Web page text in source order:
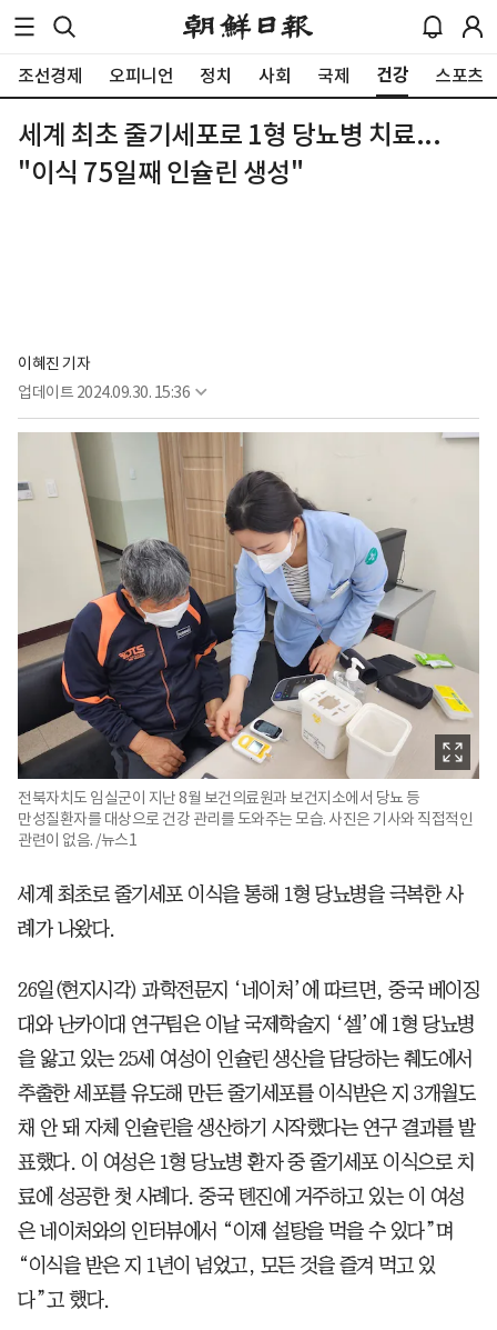
조선경제 오피니언 정치 사회 국제 건강 스포츠
세계 최초 줄기세포로 1형 당뇨병 치료...
"이식 75일째 인슐린 생성"
이혜진 기자
업데이트 2024.09.30. 15:36
전북자치도 임실군이 지난 8월 보건의료원과 보건지소에서 당뇨 등
만성질환자를 대상으로 건강 관리를 도와주는 모습. 사진은 기사와 직접적인
관련이 없음. /뉴스1
세계 최초로 줄기세포 이식을 통해 1형 당뇨병을 극복한 사
례가 나왔다.
26일(현지시각) 과학전문지 ‘네이처’에 따르면, 중국 베이징
대와 난카이대 연구팀은 이날 국제학술지 ‘셀’에 1형 당뇨병
을 앓고 있는 25세 여성이 인슐린 생산을 담당하는 췌도에서
추출한 세포를 유도해 만든 줄기세포를 이식받은 지 3개월도
채 안 돼 자체 인슐린을 생산하기 시작했다는 연구 결과를 발
표했다. 이 여성은 1형 당뇨병 환자 중 줄기세포 이식으로 치
료에 성공한 첫 사례다. 중국 톈진에 거주하고 있는 이 여성
은 네이처와의 인터뷰에서 “이제 설탕을 먹을 수 있다”며
“이식을 받은 지 1년이 넘었고, 모든 것을 즐겨 먹고 있
다”고 했다.